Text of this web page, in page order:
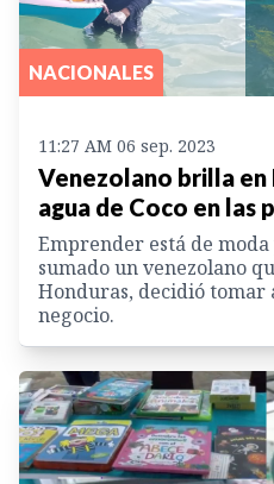
NACIONALES
11:27 AM 06 sep. 2023
Venezolano brilla en
agua de Coco en las
Emprender está de
sumado un venezolano
Honduras, decidió tomar
negocio.